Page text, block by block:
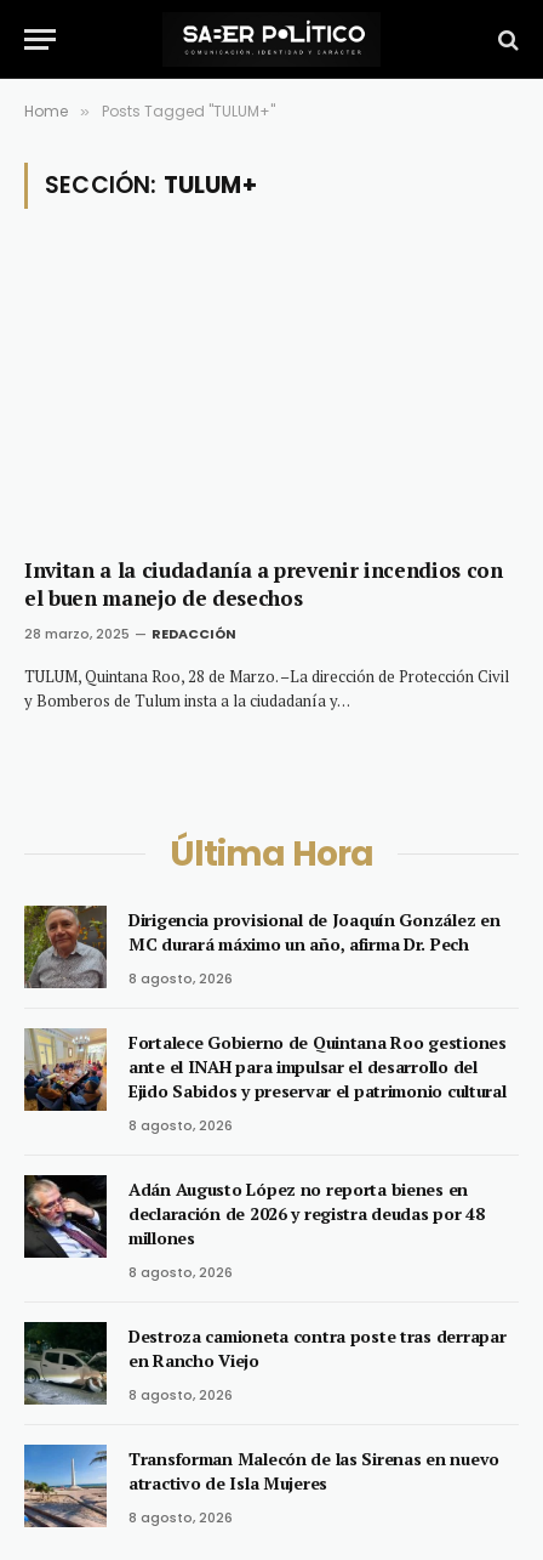
Home » Posts Tagged "TULUM+"
SECCIÓN: TULUM+
Invitan a la ciudadanía a prevenir incendios con
el buen manejo de desechos
28 marzo, 2025 REDACCIÓN
TULUM, Quintana Roo, 28 de Marzo. –La dirección de Protección Civil
y Bomberos de Tulum insta a la ciudadanía y…
Última Hora
Dirigencia provisional de Joaquín González en
MC durará máximo un año, afirma Dr. Pech
8 agosto, 2026
Fortalece Gobierno de Quintana Roo gestiones
ante el INAH para impulsar el desarrollo del
Ejido Sabidos y preservar el patrimonio cultural
8 agosto, 2026
Adán Augusto López no reporta bienes en
declaración de 2026 y registra deudas por 48
millones
8 agosto, 2026
Destroza camioneta contra poste tras derrapar
en Rancho Viejo
8 agosto, 2026
Transforman Malecón de las Sirenas en nuevo
atractivo de Isla Mujeres
8 agosto, 2026